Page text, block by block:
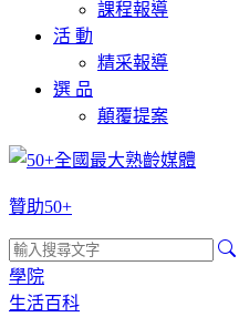
課程報導
活 動
精采報導
選 品
顛覆提案
贊助50+
學院
生活百科